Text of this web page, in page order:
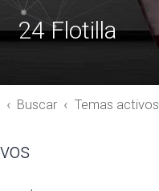
24 Flotilla
Buscar Temas activos